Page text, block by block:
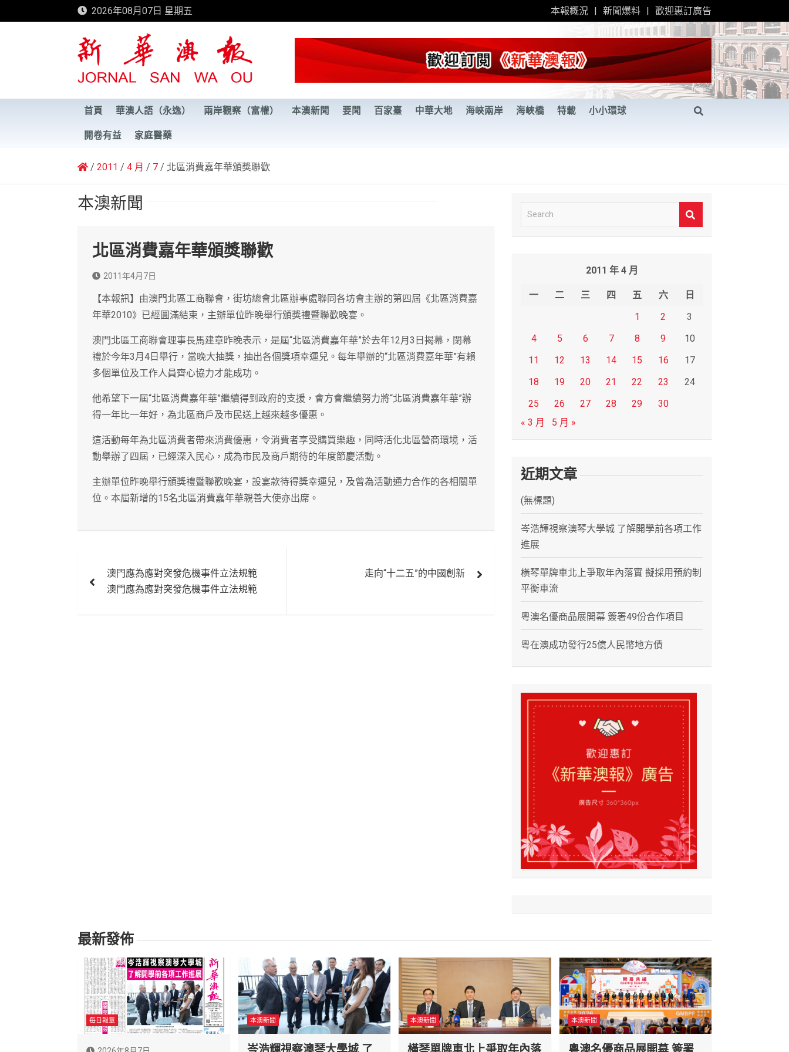
to
2026年08月07日 星期五 本報概況 新聞爆料 歡迎惠訂廣告
新華澳報
首頁 華澳人語（永逸） 兩岸觀察（富權） 本澳新聞 要聞 百家臺 中華大地 海峽兩岸 海峽橋 特載 小小環球
開卷有益 家庭醫藥
2011 4 月 7 北區消費嘉年華頒獎聯歡
本澳新聞
北區消費嘉年華頒獎聯歡
2011年4月7日
【本報訊】由澳門北區工商聯會，街坊總會北區辦事處聯同各坊會主辦的第四屆《北區消費嘉
年華2010》已經圓滿結束，主辦單位昨晚舉行頒獎禮暨聯歡晚宴。
澳門北區工商聯會理事長馬建章昨晚表示，是屆“北區消費嘉年華”於去年12月3日揭幕，閉幕
禮於今年3月4日舉行，當晚大抽獎，抽出各個獎項幸運兒。每年舉辦的“北區消費嘉年華”有賴
多個單位及工作人員齊心協力才能成功。
他希望下一屆“北區消費嘉年華”繼續得到政府的支援，會方會繼續努力將“北區消費嘉年華”辦
得一年比一年好，為北區商戶及市民送上越來越多優惠。
這活動每年為北區消費者帶來消費優惠，令消費者享受購買樂趣，同時活化北區營商環境，活
動舉辦了四屆，已經深入民心，成為市民及商戶期待的年度節慶活動。
主辦單位昨晚舉行頒獎禮暨聯歡晚宴，設宴款待得獎幸運兒，及曾為活動通力合作的各相關單
位。本屆新增的15名北區消費嘉年華親善大使亦出席。
章
澳門應為應對突發危機事件立法規範
澳門應為應對突發危機事件立法規範
走向“十二五”的中國創新
e
2011 年 4 月
一 二 三 四 五 六
日
1
2
3
4
5 6 7 8 9
10
11
12 13 14 15 16
17
18
19 20 21 22 23
24
25
26 27 28 29
30
« 3 月
5 月 »
近期文章
(無標題)
岑浩輝視察澳琴大學城 了解開學前各項工作
進展
橫琴單牌車北上爭取年內落實 擬採用預約制
平衡車流
粵澳名優商品展開幕 簽署49份合作項目
粵在澳成功發行25億人民幣地方債
最新發佈
每日報章 本澳新聞 本澳新聞 本澳新聞